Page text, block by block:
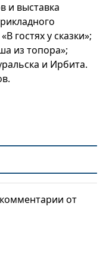
и выставка
гостях у сказки»;
из топора»;
и Ирбита.
от